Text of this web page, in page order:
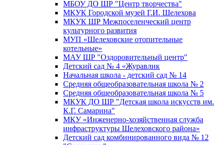
МБОУ ДО ШР "Центр творчества"
МКУК Городской музей Г.И. Шелехова
МКУК ШР Межпоселенческий центр
культурного развития
МУП «Шелеховские отопительные
котельные»
МАУ ШР "Оздоровительный центр"
Детский сад № 4 «Журавлик
Начальная школа - детский сад № 14
Средняя общеобразовательная школа № 2
Средняя общеобразовательная школа № 5
МКУК ДО ШР "Детская школа искусств им.
К.Г. Самарина"
МКУ «Инженерно-хозяйственная служба
инфраструктуры Шелеховского района»
Детский сад комбинированного вида № 12